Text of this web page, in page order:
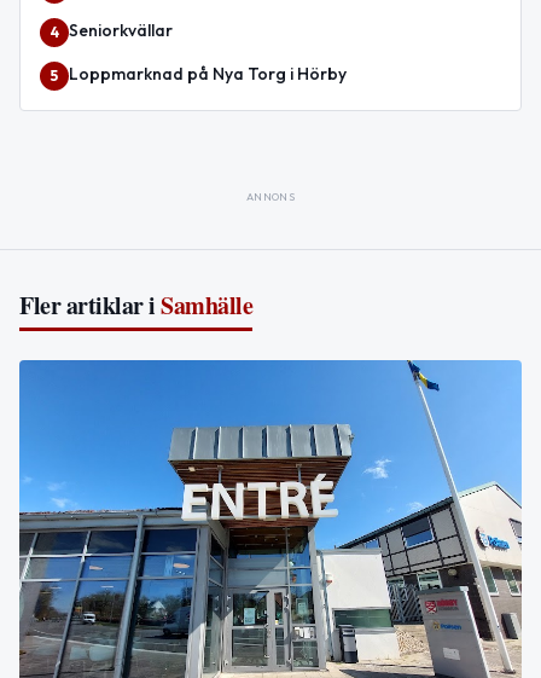
4 Seniorkvällar
5 Loppmarknad på Nya Torg i Hörby
ANNONS
Fler artiklar iSamhälle